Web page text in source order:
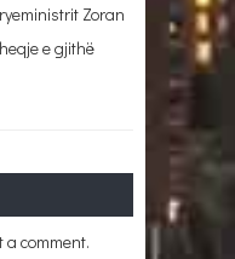
Zoran
e gjithë
a comment.